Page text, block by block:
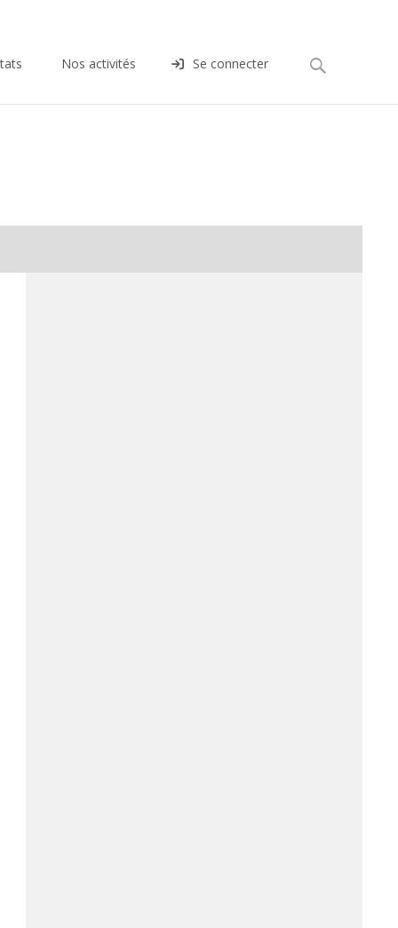
Nos activités Se connecter Rechercher :